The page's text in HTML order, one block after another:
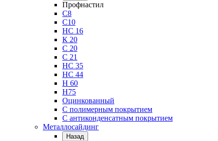
Профнастил
С8
С10
НС 16
К 20
С 20
С 21
НС 35
НС 44
Н 60
Н75
Оцинкованный
С полимерным покрытием
С антиконденсатным покрытием
Металлосайдинг
Назад